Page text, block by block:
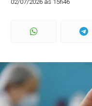
02/07/2026 às 15h46